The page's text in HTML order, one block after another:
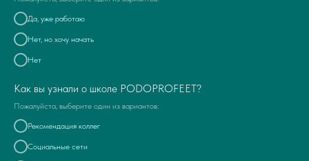
Да, уже работаю
Нет, но хочу начать
Нет
Как вы узнали о школе PODOPROFEET?
Пожалуйста, выберите один из вариантов:
Рекомендация коллег
Социальные сети